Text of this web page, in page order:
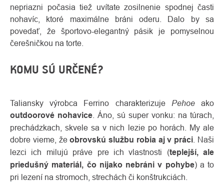
nepriazni počasia tiež uvítate zosilnenie spodnej časti
nohavíc, ktoré maximálne bráni oderu. Dalo by sa
povedať, že športovo-elegantný pásik je pomyselnou
čerešničkou na torte.
KOMU SÚ URČENÉ?
Taliansky výrobca Ferrino charakterizuje Pehoeako
outdoorové nohavice . Áno, sú super vonku: na túrach,
prechádzkach, skvele sa v nich lezie po horách. My ale
dobre vieme, žeobrovskú službu robia aj v práci . Naši
lezci ich milujú práve pre ich vlastnosti (teplejší, ale
priedušný materiál, čo nijako nebráni v pohybe) a to
pri lezení na stromoch, strechách či konštrukciách.